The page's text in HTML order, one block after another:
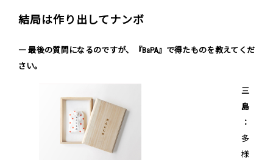
結局は作り出してナンボ
― 最後の質問になるのですが、『BaPA』で得たものを教えてくだ
さい。
三
島
：
多
様